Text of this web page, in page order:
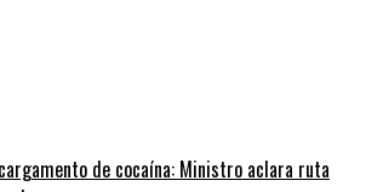
de cocaína: Ministro aclara ruta